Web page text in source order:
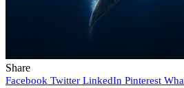
Share
Facebook Twitter LinkedIn Pinterest